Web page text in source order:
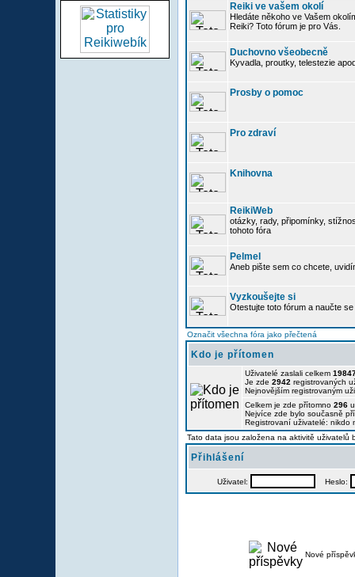
Reiki ve vašem okolí
Hledáte někoho ve Vašem
Reiki? Toto fórum je pro Vás.
Duchovno všeobecně
Kyvadla, proutky, telestezie
Prosby o pomoc
Pro zdraví
Knihovna
ReikiWeb
otázky, rady, připomínky,
tohoto fóra
Pelmel
Aneb pište sem co chcete,
Vyzkoušejte si
Otestujte toto fórum a naučte
Označit všechna fóra jako přečtená
Kdo je přítomen
Uživatelé zaslali celkem
Je zde 2942 registrovaných
Nejnovějším registrovaným
Celkem je zde přítomno 296
Nejvíce zde bylo současně
Registrovaní uživatelé: nikdo
Tato data jsou založena na aktivitě uživatelů
Přihlášení
Uživatel: Heslo:
Nové